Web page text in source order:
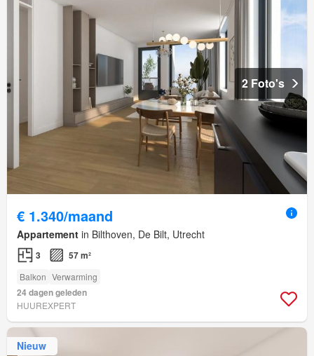
2 Foto's
€ 1.340/maand
Appartement in Bilthoven, De Bilt, Utrecht
3 57 m²
Balkon Verwarming
24 dagen geleden
HUUREXPERT
Nieuw